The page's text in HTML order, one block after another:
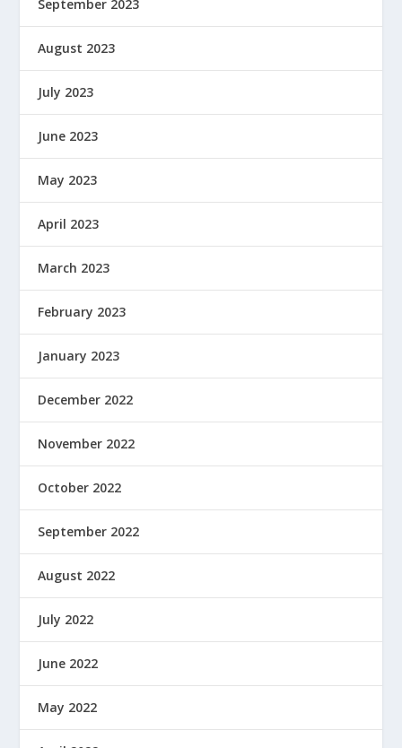
September 2023
August 2023
July 2023
June 2023
May 2023
April 2023
March 2023
February 2023
January 2023
December 2022
November 2022
October 2022
September 2022
August 2022
July 2022
June 2022
May 2022